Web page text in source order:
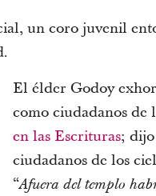
un coro juvenil
El élder Godoy
como ciudadanos de
en las Escrituras; dijo
ciudadanos de los
“Afuera del templo